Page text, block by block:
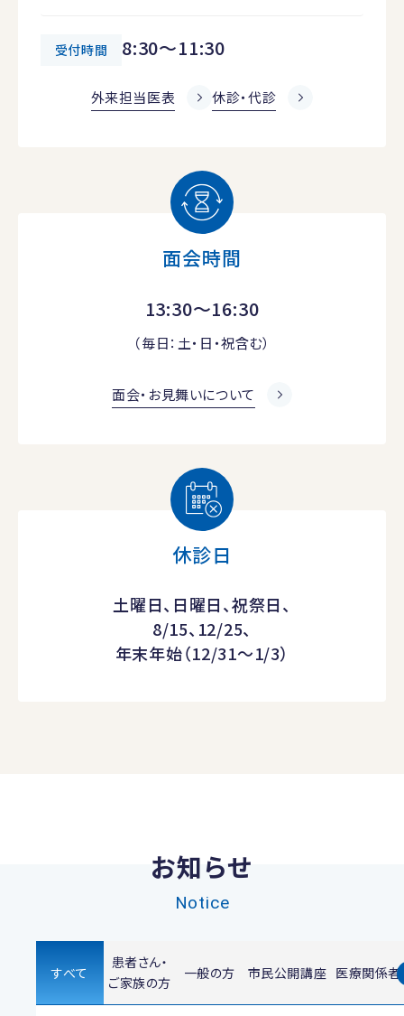
受付時間 8:30～11:30
外来担当医表 休診・代診
面会時間
13:30～16:30
（毎日：土・日・祝含む）
面会・お見舞いについて
休診日
土曜日、日曜日、祝祭日、
8/15、12/25、
年末年始（12/31～1/3）
お知らせ
Notice
すべて
患者さん・
ご家族の方
一般の方 市民公開講座 医療関係